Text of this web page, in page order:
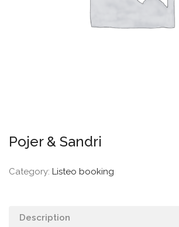
Pojer & Sandri
Category: Listeo booking
Description